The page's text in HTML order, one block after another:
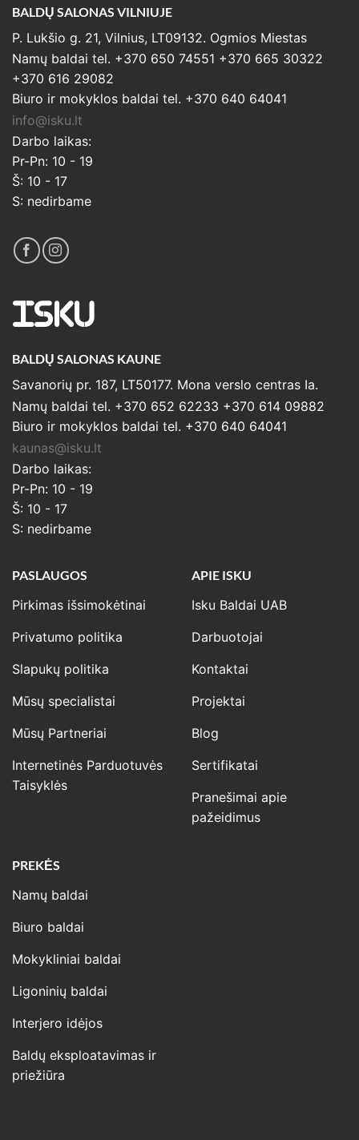
BALDŲ SALONAS VILNIUJE
P. Lukšio g. 21, Vilnius, LT09132. Ogmios Miestas
Namų baldai tel. +370 650 74551 +370 665 30322
+370 616 29082
Biuro ir mokyklos baldai tel. +370 640 64041
info@isku.lt
Darbo laikas:
Pr-Pn: 10 - 19
Š: 10 - 17
S: nedirbame
ISKU
BALDŲ SALONAS KAUNE
Savanorių pr. 187, LT50177. Mona verslo centras Ia.
Namų baldai tel. +370 652 62233 +370 614 09882
Biuro ir mokyklos baldai tel. +370 640 64041
kaunas@isku.lt
Darbo laikas:
Pr-Pn: 10 - 19
Š: 10 - 17
S: nedirbame
PASLAUGOS
Pirkimas išsimokėtinai
Privatumo politika
Slapukų politika
Mūsų specialistai
Mūsų Partneriai
Internetinės Parduotuvės
Taisyklės
APIE ISKU
Isku Baldai UAB
Darbuotojai
Kontaktai
Projektai
Blog
Sertifikatai
Pranešimai apie
pažeidimus
PREKĖS
Namų baldai
Biuro baldai
Mokykliniai baldai
Ligoninių baldai
Interjero idėjos
Baldų eksploatavimas ir
priežiūra